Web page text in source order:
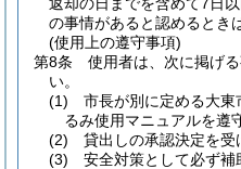
の事情があると認めるとき
(使用上の遵守事項)
第8条
使用者は、次に掲げ
い。
(1)
市長が別に定める大
るみ使用マニュアルを遵
(2)
貸出しの承認決定を受
(3)
安全対策として必ず補